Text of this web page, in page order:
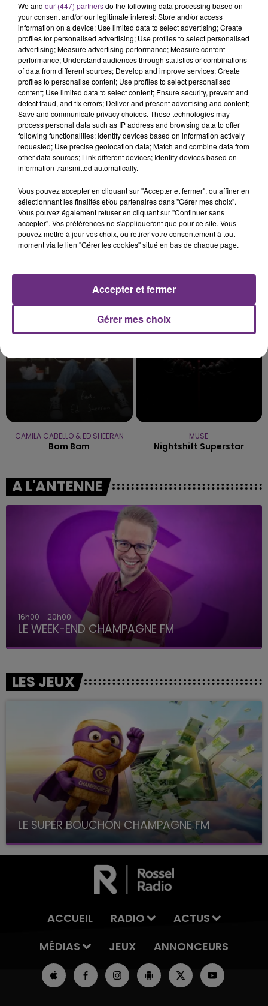
LE MAGASIN JOUÉCLUB DE REIMS FERME
SES PORTES
C'était l'une des institutions du centre-ville
rémois. Le magasin JouéClub est contraint de
fermer ses portes.
TITRES DIFFUSÉS
6h04
6h04
P!NK
Can We Pretend
6h01
6h01
ALEX WARREN
Fever Dream
CAMILA CABELLO & ED SHEERAN
Bam Bam
MUSE
Nightshift Superstar
A L'ANTENNE
7h00 - 12h00
LE WEEK-END CHAMPAGNE FM
LES JEUX
LE SUPER BOUCHON CHAMPAGNE FM
avec La Famille Champagne FM, à 8H10
ACCUEIL RADIO
ACTUS
MÉDIAS
JEUX ANNONCEURS
We and our (447) partnersdo the following data processing based on
your consent and/or our legitimate interest: Store and/or access
information on a device; Use limited data to select advertising; Create
profiles for personalised advertising; Use profiles to select personalised
advertising; Measure advertising performance; Measure content
performance; Understand audiences through statistics or combinations
of data from different sources; Develop and improve services; Create
profiles to personalise content; Use profiles to select personalised
content; Use limited data to select content; Ensure security, prevent and
detect fraud, and fix errors; Deliver and present advertising and content;
Save and communicate privacy choices. These technologies may
process personal data such as IP address and browsing data to offer
following functionalities: Identify devices based on information actively
requested; Use precise geolocation data; Match and combine data from
other data sources; Link different devices; Identify devices based on
information transmitted automatically.
Vous pouvez accepter en cliquant sur "Accepter et fermer", ou affiner en
sélectionnant les finalités et/ou partenaires dans "Gérer mes choix".
Vous pouvez également refuser en cliquant sur "Continuer sans
accepter". Vos préférences ne s'appliqueront que pour ce site. Vous
pouvez mettre à jour vos choix, ou retirer votre consentement à tout
moment via le lien "Gérer les cookies" situé en bas de chaque page.
Gérer mes choix
Accepter et fermer